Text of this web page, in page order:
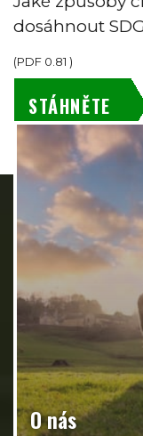
dosáhnout
(PDF 0.81 )
STÁHNĚTE
O nás